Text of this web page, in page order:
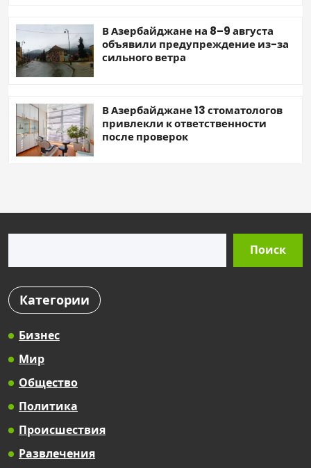
В Азербайджане на 8–9 августа
объявили предупреждение из-за
сильного ветра
В Азербайджане 13 стоматологов
привлекли к ответственности
после проверок
Поиск
Категории
Бизнес
Мир
Общество
Политика
Происшествия
Развлечения